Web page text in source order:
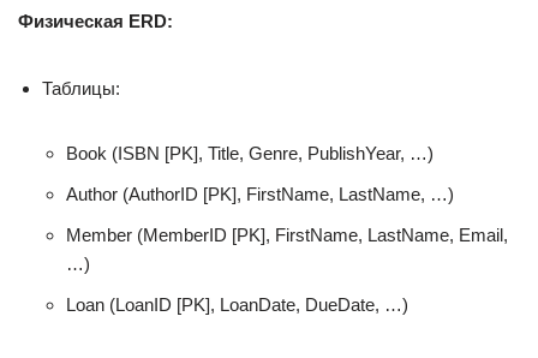
Физическая ERD:
Таблицы:
Book (ISBN [PK], Title, Genre, PublishYear, …)
Author (AuthorID [PK], FirstName, LastName, …)
Member (MemberID [PK], FirstName, LastName, Email,
…)
Loan (LoanID [PK], LoanDate, DueDate, …)